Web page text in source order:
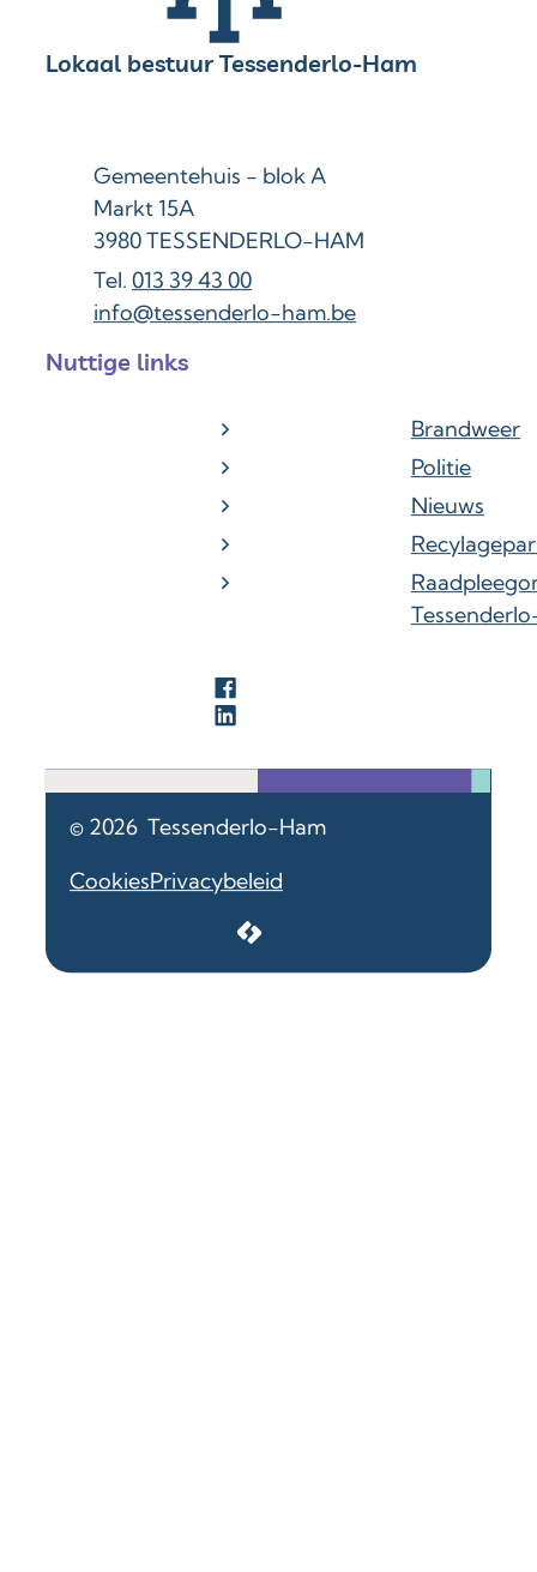
Contact & openingsuren
Lokaal bestuur Tessenderlo-Ham
AdresGemeentehuis - blok A
Markt 15A
,3980TESSENDERLO-HAM
013 39 43 00
E-mailinfo@tessenderlo-ham.be
Nuttige links
Brandweer
Politie
Nieuws
© 2026 Tessenderlo-Ham
CookiesPrivacybeleid